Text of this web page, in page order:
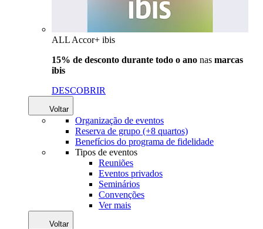
ALL Accor+ ibis
15% de desconto durante todo o ano nas marcas
ibis
DESCOBRIR
Voltar
Organização de eventos
Reserva de grupo (+8 quartos)
Benefícios do programa de fidelidade
Tipos de eventos
Reuniões
Eventos privados
Seminários
Convenções
Ver mais
Voltar